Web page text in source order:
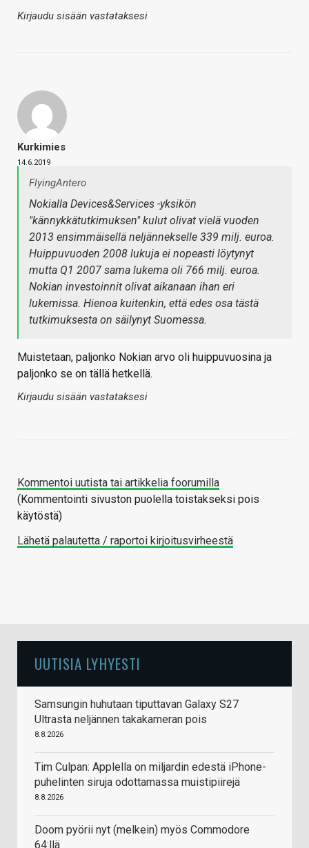
Kirjaudu sisään vastataksesi
Kurkimies
14.6.2019
FlyingAntero
Nokialla Devices&Services -yksikön
"kännykkätutkimuksen" kulut olivat vielä vuoden
2013 ensimmäisellä neljännekselle 339 milj. euroa.
Huippuvuoden 2008 lukuja ei nopeasti löytynyt
mutta Q1 2007 sama lukema oli 766 milj. euroa.
Nokian investoinnit olivat aikanaan ihan eri
lukemissa. Hienoa kuitenkin, että edes osa tästä
tutkimuksesta on säilynyt Suomessa.
Muistetaan, paljonko Nokian arvo oli huippuvuosina ja
paljonko se on tällä hetkellä.
Kirjaudu sisään vastataksesi
Kommentoi uutista tai artikkelia foorumilla
(Kommentointi sivuston puolella toistakseksi pois
käytöstä)
Lähetä palautetta / raportoi kirjoitusvirheestä
UUTISIA LYHYESTI
Samsungin huhutaan tiputtavan Galaxy S27
Ultrasta neljännen takakameran pois
8.8.2026
Tim Culpan: Applella on miljardin edestä iPhone-
puhelinten siruja odottamassa muistipiirejä
8.8.2026
Doom pyörii nyt (melkein) myös Commodore
64:llä